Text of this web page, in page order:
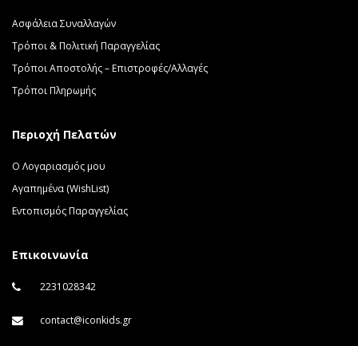
Ασφάλεια Συναλλαγών
Τρόποι & Πολιτική Παραγγελίας
Τρόποι Αποστολής – Επιστροφές/Αλλαγές
Τρόποι Πληρωμής
Περιοχή Πελατών
Ο Λογαριασμός μου
Αγαπημένα (WishList)
Εντοπισμός Παραγγελίας
Επικοινωνία
2231028342
contact@iconkids.gr